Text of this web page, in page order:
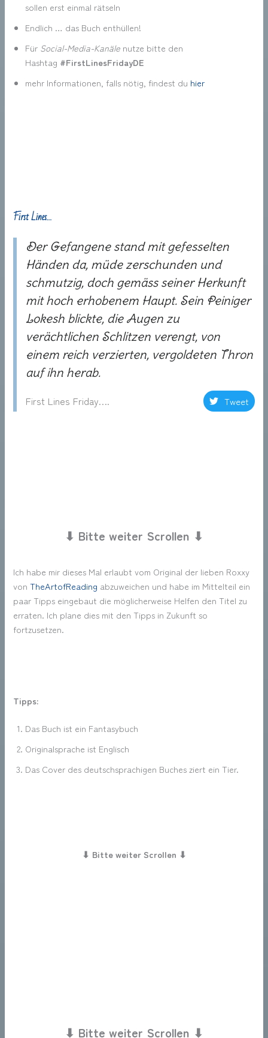
sollen erst einmal rätseln
Endlich … das Buch enthüllen!
Für Social-Media-Kanäle nutze bitte den
Hashtag #FirstLinesFridayDE
mehr Informationen, falls nötig, findest du hier
First Lines…
Der Gefangene stand mit gefesselten
Händen da, müde zerschunden und
schmutzig, doch gemäss seiner Herkunft
mit hoch erhobenem Haupt. Sein Peiniger
Lokesh blickte, die Augen zu
verächtlichen Schlitzen verengt, von
einem reich verzierten, vergoldeten Thron
auf ihn herab.
First Lines Friday…. Tweet
⬇ Bitte weiter Scrollen ⬇
Ich habe mir dieses Mal erlaubt vom Original der lieben Roxxy
vonTheArtofReading abzuweichen und habe im Mittelteil ein
paar Tipps eingebaut die möglicherweise Helfen den Titel zu
erraten. Ich plane dies mit den Tipps in Zukunft so
fortzusetzen.
Tipps:
Das Buch ist ein Fantasybuch
Originalsprache ist Englisch
Das Cover des deutschsprachigen Buches ziert ein Tier.
⬇ Bitte weiter Scrollen ⬇
⬇ Bitte weiter Scrollen ⬇